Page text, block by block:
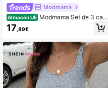
Modmama
Almacén UE Modmama Set de 3 cam
isetas informales de maternidad par
a mujeres embarazadas
17 ,89€